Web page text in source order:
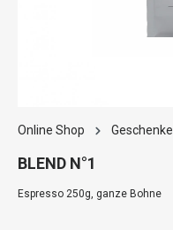
Online Shop Geschenke
BLEND N°1
Espresso 250g, ganze Bohne